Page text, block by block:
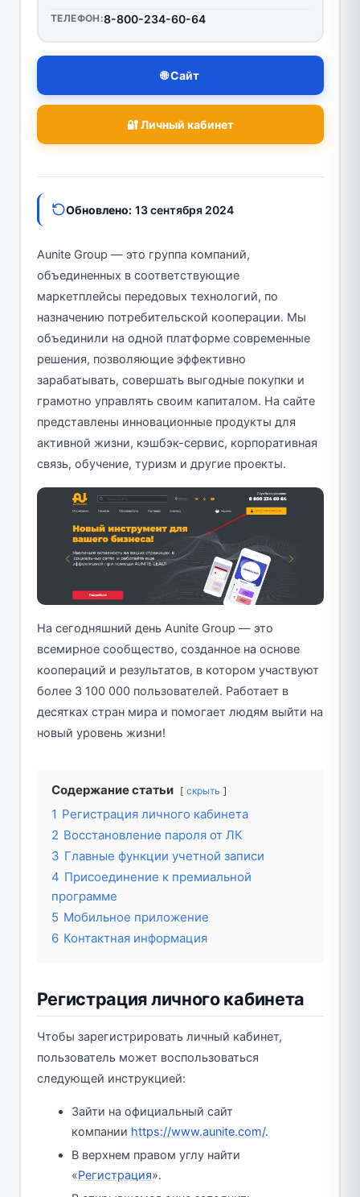
ТЕЛЕФОН:8-800-234-60-64
🌐 Сайт
🔐 Личный кабинет
Обновлено: 13 сентября 2024
Aunite Group — это группа компаний,
объединенных в соответствующие
маркетплейсы передовых технологий, по
назначению потребительской кооперации. Мы
объединили на одной платформе современные
решения, позволяющие эффективно
зарабатывать, совершать выгодные покупки и
грамотно управлять своим капиталом. На сайте
представлены инновационные продукты для
активной жизни, кэшбэк-сервис, корпоративная
связь, обучение, туризм и другие проекты.
На сегодняшний день Aunite Group — это
всемирное сообщество, созданное на основе
коопераций и результатов, в котором участвуют
более 3 100 000 пользователей. Работает в
десятках стран мира и помогает людям выйти на
новый уровень жизни!
Содержание статьи скрыть
1 Регистрация личного кабинета
2 Восстановление пароля от ЛК
3 Главные функции учетной записи
4 Присоединение к премиальной
программе
5 Мобильное приложение
6 Контактная информация
Регистрация личного кабинета
Чтобы зарегистрировать личный кабинет,
пользователь может воспользоваться
следующей инструкцией:
Зайти на официальный сайт
компании https://www.aunite.com/.
В верхнем правом углу найти
«Регистрация».